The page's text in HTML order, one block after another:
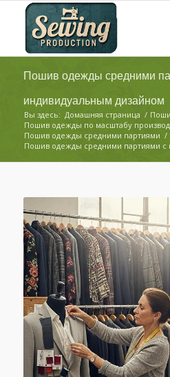
Пошив одежды средними
индивидуальным дизайном
Вы здесь: Домашняя страница /
Пошив одежды по масштабу
Пошив одежды средними партиями /
Пошив одежды средними партиями с